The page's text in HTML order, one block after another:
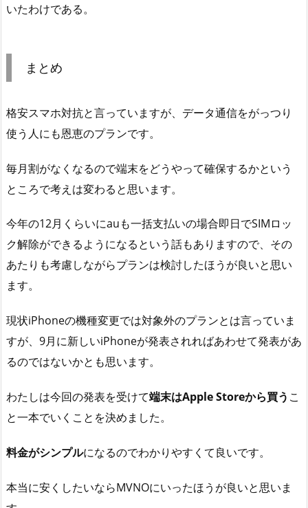
いたわけである。
まとめ
格安スマホ対抗と言っていますが、データ通信をがっつり
使う人にも恩恵のプランです。
毎月割がなくなるので端末をどうやって確保するかという
ところで考えは変わると思います。
今年の12月くらいにauも一括支払いの場合即日でSIMロッ
ク解除ができるようになるという話もありますので、その
あたりも考慮しながらプランは検討したほうが良いと思い
ます。
現状iPhoneの機種変更では対象外のプランとは言っていま
すが、9月に新しいiPhoneが発表されればあわせて発表があ
るのではないかとも思います。
わたしは今回の発表を受けて端末はApple Storeから買う こ
と一本でいくことを決めました。
料金がシンプルになるのでわかりやすくて良いです。
本当に安くしたいならMVNOにいったほうが良いと思いま